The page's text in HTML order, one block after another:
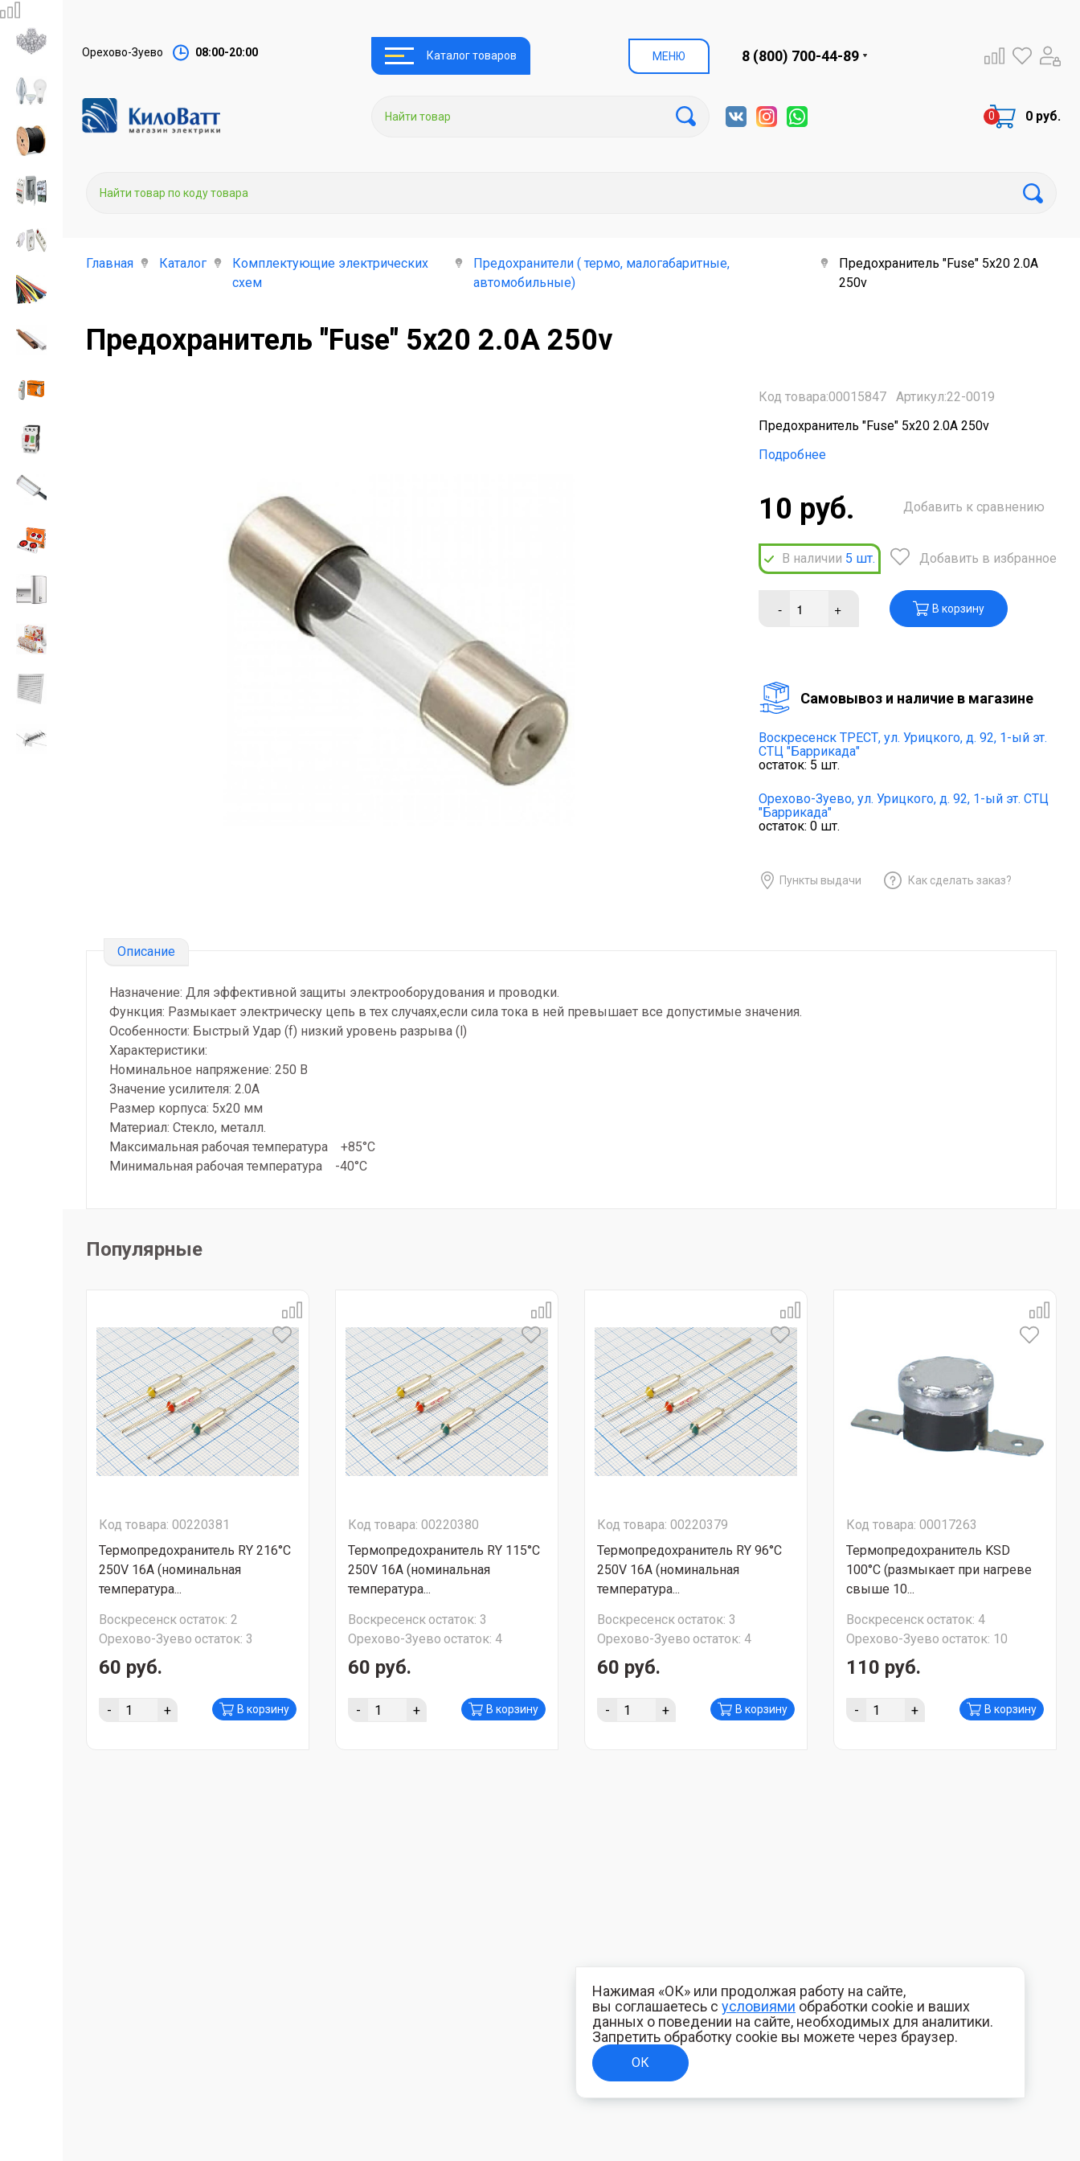
Орехово-Зуево 08:00-20:00 Каталог товаров МЕНЮ 8 (800) 700-44-89
0 руб.
Главная Каталог
Комплектующие электрических
схем
Предохранители ( термо, малогабаритные,
автомобильные)
Предохранитель "Fuse" 5x20 2.0А
250v
Предохранитель "Fuse" 5x20 2.0А 250v
Код товара:00015847
Артикул:22-0019
Предохранитель "Fuse" 5x20 2.0А 250v
Подробнее
10 руб.
В наличии 5 шт.
Добавить к сравнению
Добавить в избранное
- + В корзину
Cамовывоз и наличие в магазине
Воскресенск ТРЕСТ, ул. Урицкого, д. 92, 1-ый эт.
СТЦ "Баррикада"
остаток: 5 шт.
Орехово-Зуево, ул. Урицкого, д. 92, 1-ый эт. СТЦ
"Баррикада"
остаток: 0 шт.
Пункты выдачи Как сделать заказ?
Описание
Назначение: Для эффективной защиты электрооборудования и проводки.
Функция: Размыкает электрическу цепь в тех случаях,если сила тока в ней превышает все допустимые значения.
Особенности: Быстрый Удар (f) низкий уровень разрыва (l)
Характеристики:
Номинальное напряжение: 250 В
Значение усилителя: 2.0A
Размер корпуса: 5x20 мм
Материал: Cтекло, металл.
Максимальная рабочая температура +85°C
Минимальная рабочая температура -40°C
Популярные
Код товара: 00220381
Термопредохранитель RY 216°C
250V 16A (номинальная
температура...
Воскресенскостаток: 2
Орехово-Зуево остаток: 3
60 руб.
- + В корзину
Код товара: 00220380
Термопредохранитель RY 115°C
250V 16A (номинальная
температура...
Воскресенскостаток: 3
Орехово-Зуево остаток: 4
60 руб.
- + В корзину
Код товара: 00220379
Термопредохранитель RY 96°C
250V 16A (номинальная
температура...
Воскресенскостаток: 3
Орехово-Зуево остаток: 4
60 руб.
- + В корзину
Код товара: 00017263
Термопредохранитель KSD
100°C (размыкает при нагреве
свыше 10...
Воскресенскостаток: 4
Орехово-Зуево остаток: 10
110 руб.
- + В корзину
Нажимая «ОК» или продолжая работу на сайте,
вы соглашаетесь с условиями обработки cookie и ваших
данных о поведении на сайте, необходимых для аналитики.
Запретить обработку cookie вы можете через браузер.
ОК